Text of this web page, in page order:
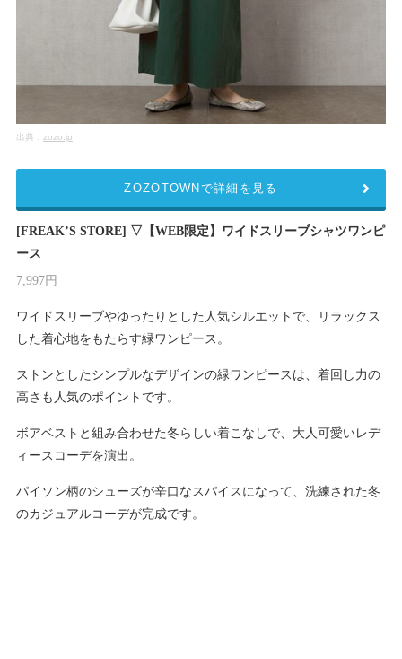
出典： zozo.jp
[FREAK’S STORE] ▽【WEB限定】ワイドスリーブシャツワンピ
ース
7,997円
ワイドスリーブやゆったりとした人気シルエットで、リラックス
した着心地をもたらす緑ワンピース。
ストンとしたシンプルなデザインの緑ワンピースは、着回し力の
高さも人気のポイントです。
ボアベストと組み合わせた冬らしい着こなしで、大人可愛いレデ
ィースコーデを演出。
パイソン柄のシューズが辛口なスパイスになって、洗練された冬
のカジュアルコーデが完成です。
ZOZOTOWNで詳細を見る